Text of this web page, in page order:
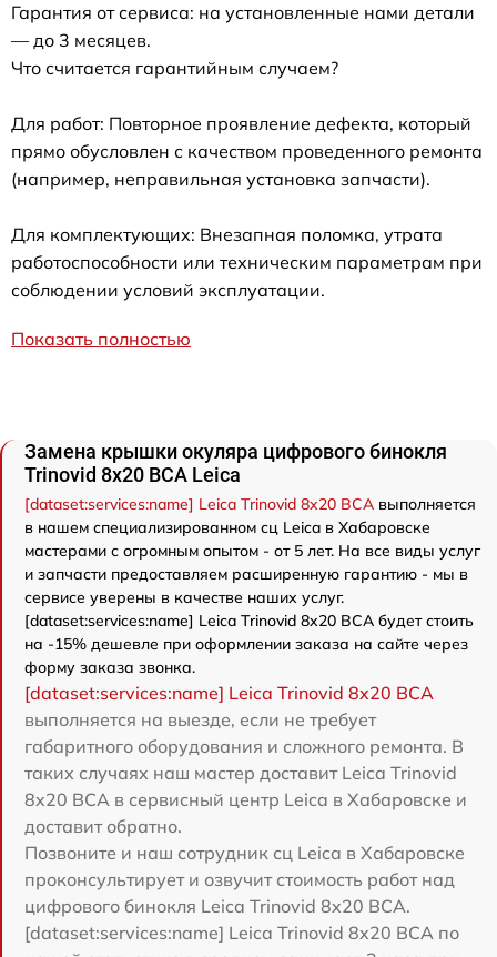
Гарантия от сервиса: на установленные нами детали
— до 3 месяцев.
Что считается гарантийным случаем?
Для работ: Повторное проявление дефекта, который
прямо обусловлен с качеством проведенного ремонта
(например, неправильная установка запчасти).
Для комплектующих: Внезапная поломка, утрата
работоспособности или техническим параметрам при
соблюдении условий эксплуатации.
Показать полностью
Замена крышки окуляра цифрового бинокля
Trinovid 8x20 BCA Leica
[dataset:services:name] Leica Trinovid 8x20 BCA выполняется
в нашем специализированном сц Leica в Хабаровске
мастерами с огромным опытом - от 5 лет. На все виды услуг
и запчасти предоставляем расширенную гарантию - мы в
сервисе уверены в качестве наших услуг.
[dataset:services:name] Leica Trinovid 8x20 BCA будет стоить
на -15% дешевле при оформлении заказа на сайте через
форму заказа звонка.
[dataset:services:name] Leica Trinovid 8x20 BCA
выполняется на выезде, если не требует
габаритного оборудования и сложного ремонта. В
таких случаях наш мастер доставит Leica Trinovid
8x20 BCA в сервисный центр Leica в Хабаровске и
доставит обратно.
Позвоните и наш сотрудник сц Leica в Хабаровске
проконсультирует и озвучит стоимость работ над
цифрового бинокля Leica Trinovid 8x20 BCA.
[dataset:services:name] Leica Trinovid 8x20 BCA по